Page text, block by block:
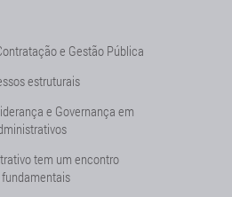
e Gestão Pública
estruturais
e Governança em
tem um encontro